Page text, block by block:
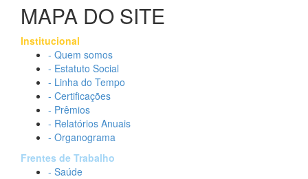
MAPA DO SITE
Institucional
- Quem somos
- Estatuto Social
- Linha do Tempo
- Certificações
- Prêmios
- Relatórios Anuais
- Organograma
Frentes de Trabalho
- Saúde